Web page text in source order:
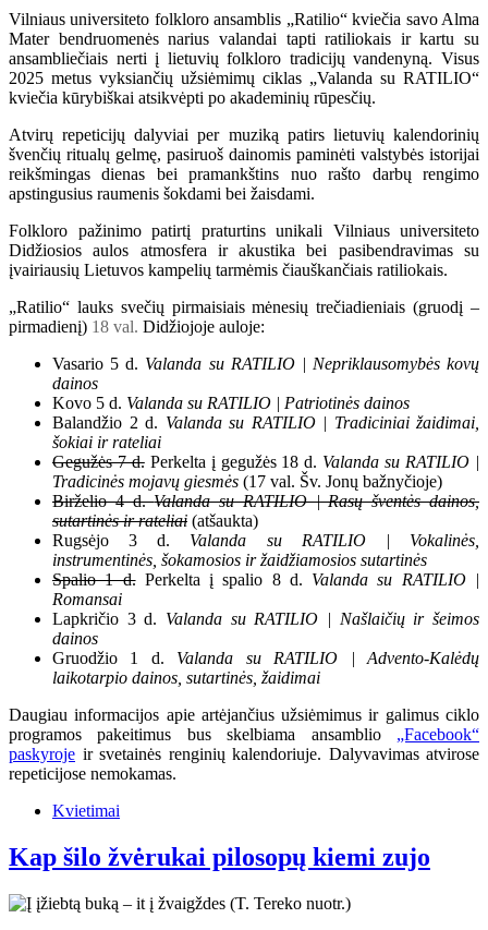
Vilniaus universiteto folkloro ansamblis „Ratilio“ kviečia savo Alma
Mater bendruomenės narius valandai tapti ratiliokais ir kartu su
ansambliečiais nerti į lietuvių folkloro tradicijų vandenyną. Visus
2025 metus vyksiančių užsiėmimų ciklas „Valanda su RATILIO“
kviečia kūrybiškai atsikvėpti po akademinių rūpesčių.
Atvirų repeticijų dalyviai per muziką patirs lietuvių kalendorinių
švenčių ritualų gelmę, pasiruoš dainomis paminėti valstybės istorijai
reikšmingas dienas bei pramankštins nuo rašto darbų rengimo
apstingusius raumenis šokdami bei žaisdami.
Folkloro pažinimo patirtį praturtins unikali Vilniaus universiteto
Didžiosios aulos atmosfera ir akustika bei pasibendravimas su
įvairiausių Lietuvos kampelių tarmėmis čiauškančiais ratiliokais.
„Ratilio“ lauks svečių pirmaisiais mėnesių trečiadieniais (gruodį –
pirmadienį) 18 val. Didžiojoje auloje:
Vasario 5 d. Valanda su RATILIO | Nepriklausomybės kovų
dainos
Kovo 5 d. Valanda su RATILIO | Patriotinės dainos
Balandžio 2 d. Valanda su RATILIO | Tradiciniai žaidimai,
šokiai ir rateliai
Gegužės 7 d.Perkelta į gegužės 18 d. Valanda su RATILIO |
Tradicinės mojavų giesmės (17 val. Šv. Jonų bažnyčioje)
Birželio 4 d.Valanda su RATILIO | Rasų šventės dainos,
sutartinės ir rateliai (atšaukta)
Rugsėjo 3 d. Valanda su RATILIO | Vokalinės,
instrumentinės, šokamosios ir žaidžiamosios sutartinės
Spalio 1 d.Perkelta į spalio 8 d. Valanda su RATILIO |
Romansai
Lapkričio 3 d. Valanda su RATILIO | Našlaičių ir šeimos
dainos
Gruodžio 1 d. Valanda su RATILIO | Advento-Kalėdų
laikotarpio dainos, sutartinės, žaidimai
Daugiau informacijos apie artėjančius užsiėmimus ir galimus ciklo
programos pakeitimus bus skelbiama ansamblio „Facebook“
paskyroje ir svetainės renginių kalendoriuje. Dalyvavimas atvirose
repeticijose nemokamas.
Kvietimai
Kap šilo žvėrukai pilosopų kiemi zujo